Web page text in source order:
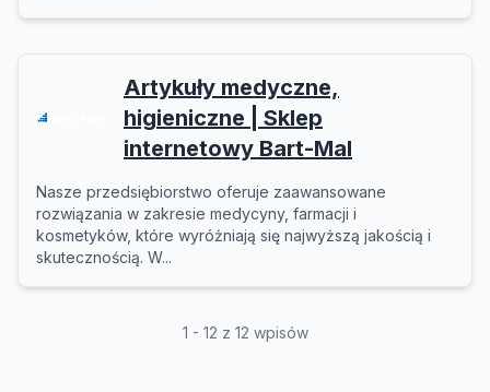
Artykuły medyczne,
higieniczne | Sklep
internetowy Bart-Mal
Nasze przedsiębiorstwo oferuje zaawansowane
rozwiązania w zakresie medycyny, farmacji i
kosmetyków, które wyróżniają się najwyższą jakością i
skutecznością. W...
1 - 12 z 12 wpisów